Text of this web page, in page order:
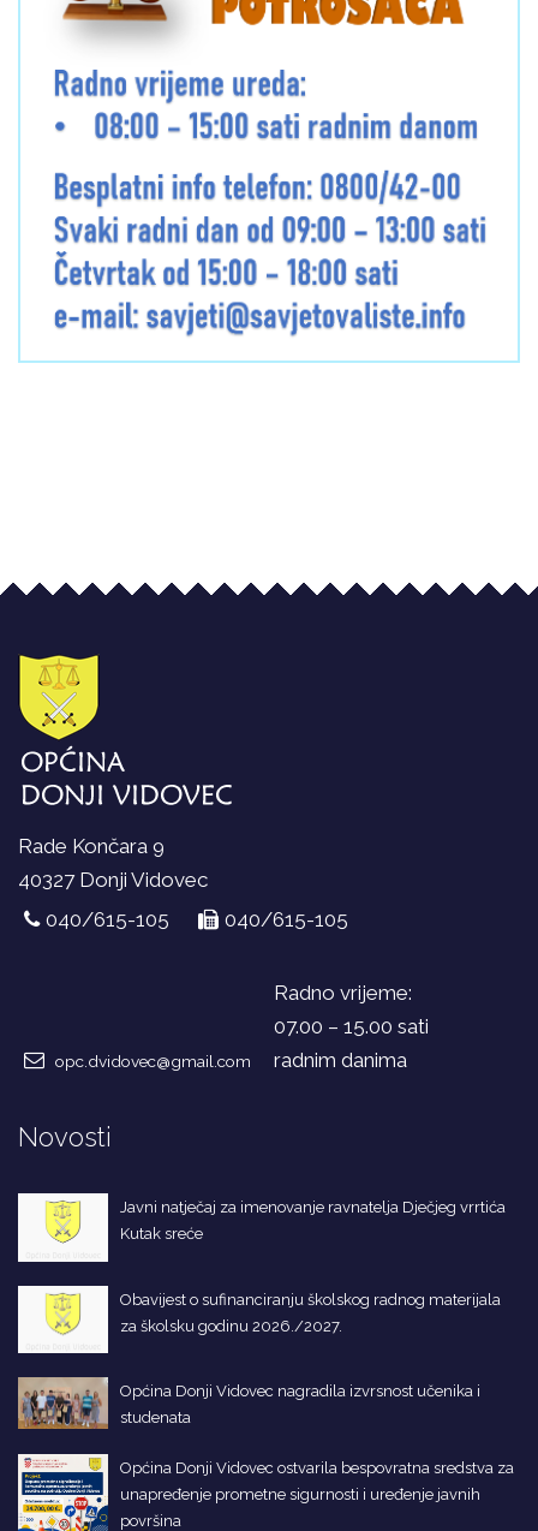
Rade Končara 9
40327 Donji Vidovec
040/615-105
040/615-105
opc.dvidovec@gmail.com
Radno vrijeme:
07.00 – 15.00 sati
radnim danima
Novosti
Javni natječaj za imenovanje ravnatelja Dječjeg vrrtića
Kutak sreće
Obavijest o sufinanciranju školskog radnog materijala
za školsku godinu 2026./2027.
Općina Donji Vidovec nagradila izvrsnost učenika i
studenata
Općina Donji Vidovec ostvarila bespovratna sredstva za
unapređenje prometne sigurnosti i uređenje javnih
površina